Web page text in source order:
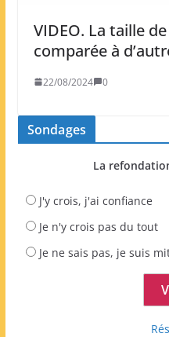
VIDEO. La taille
comparée à
22/08/2024 0
Sondages
La
J'y crois, j'ai confiance
Je n'y crois pas du tout
Je ne sais pas, je suis